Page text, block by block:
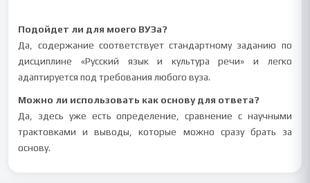
Подойдет ли для моего ВУЗа?
Да, содержание соответствует стандартному заданию по
дисциплине «Русский язык и культура речи» и легко
адаптируется под требования любого вуза.
Можно ли использовать как основу для ответа?
Да, здесь уже есть определение, сравнение с научными
трактовками и выводы, которые можно сразу брать за
основу.